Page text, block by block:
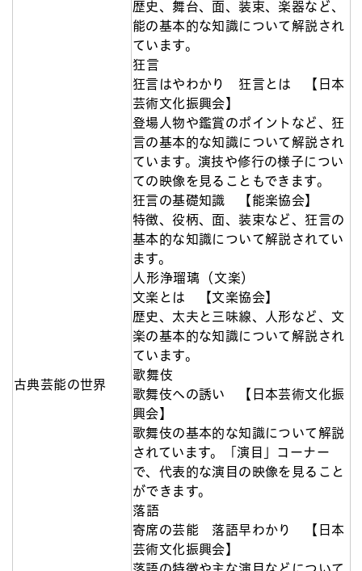
古典芸能の世界
歴史、舞台、面、装束、楽器など、
能の基本的な知識について解説され
ています。
狂言
狂言はやわかり 狂言とは 【日本
芸術文化振興会】
登場人物や鑑賞のポイントなど、狂
言の基本的な知識について解説され
ています。演技や修行の様子につい
ての映像を見ることもできます。
狂言の基礎知識 【能楽協会】
特徴、役柄、面、装束など、狂言の
基本的な知識について解説されてい
ます。
人形浄瑠璃（文楽）
文楽とは 【文楽協会】
歴史、太夫と三味線、人形など、文
楽の基本的な知識について解説され
ています。
歌舞伎
歌舞伎への誘い 【日本芸術文化振
興会】
歌舞伎の基本的な知識について解説
されています。「演目」コーナー
で、代表的な演目の映像を見ること
ができます。
落語
寄席の芸能 落語早わかり 【日本
芸術文化振興会】
落語の特徴や主な演目などについて